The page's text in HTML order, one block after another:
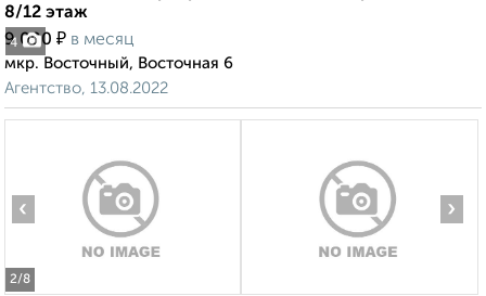
4
8/12 этаж
9 000 ₽ в месяц
мкр. Восточный, Восточная 6
Агентство, 13.08.2022
2/8
‹ ›